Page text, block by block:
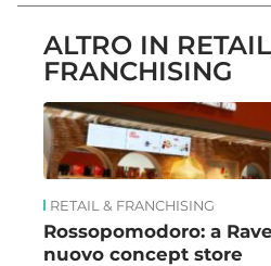
ALTRO IN
FRANCHISING
RETAIL & FRANCHISING
Rossopomodoro: a
nuovo concept store